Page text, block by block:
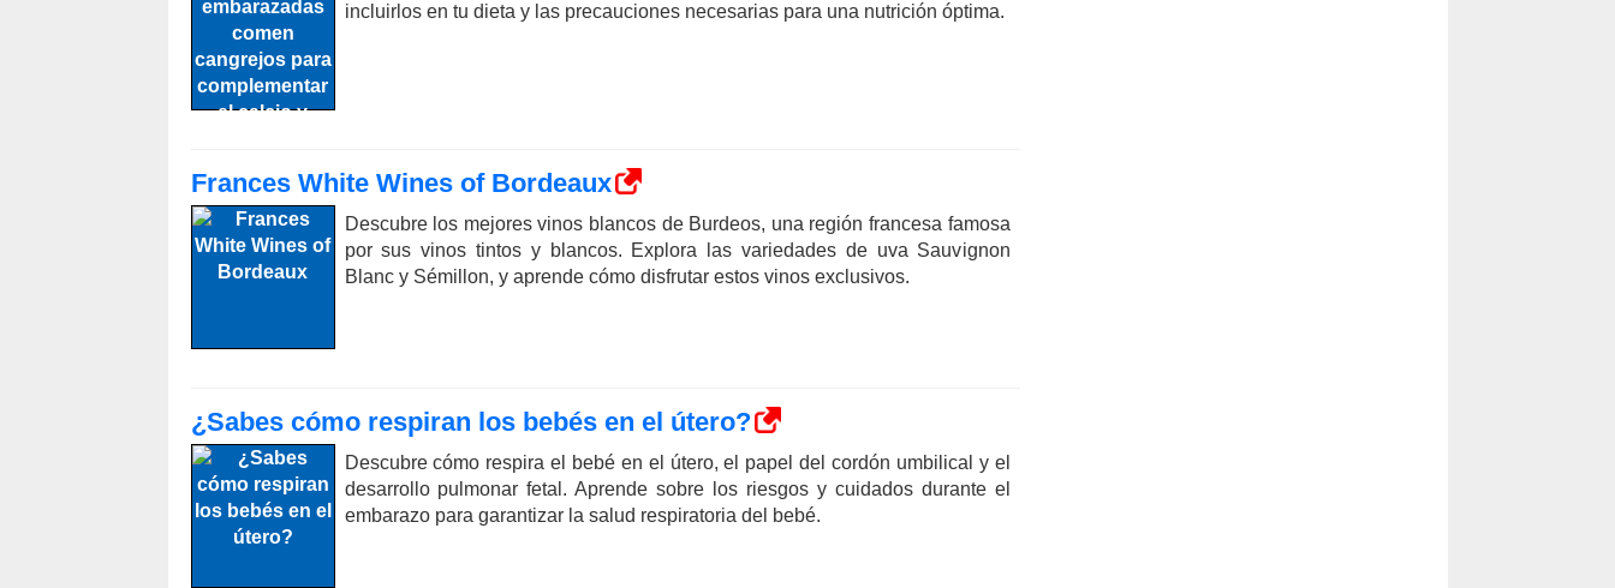
incluirlos en tu dieta y las precauciones necesarias para una nutrición óptima.
Frances White Wines of Bordeaux
Descubre los mejores vinos blancos de Burdeos, una región francesa famosa
por sus vinos tintos y blancos. Explora las variedades de uva Sauvignon
Blanc y Sémillon, y aprende cómo disfrutar estos vinos exclusivos.
¿Sabes cómo respiran los bebés en el útero?
Descubre cómo respira el bebé en el útero, el papel del cordón umbilical y el
desarrollo pulmonar fetal. Aprende sobre los riesgos y cuidados durante el
embarazo para garantizar la salud respiratoria del bebé.